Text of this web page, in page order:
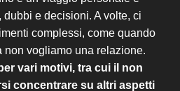
e decisioni. A volte, ci
complessi, come quando
non vogliamo una relazione.
vari motivi, tra cui il non
concentrare su altri aspetti